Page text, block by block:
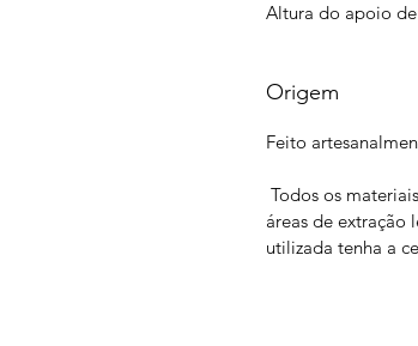
Altura do apoio
Origem
Feito
Todos os
áreas de extração
utilizada tenha a